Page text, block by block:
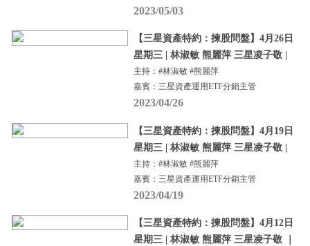
2023/05/03
【三星資產特約：揀股問盤】4月26日
星期三 | 林淑敏 熊麗萍 三星凌子敬 |
主持：#林淑敏 #熊麗萍
嘉賓：三星資產運用ETF分銷主管
2023/04/26
【三星資產特約：揀股問盤】4月19日
星期三 | 林淑敏 熊麗萍 三星凌子敬 |
主持：#林淑敏 #熊麗萍
嘉賓：三星資產運用ETF分銷主管
2023/04/19
【三星資產特約：揀股問盤】4月12日
星期三 | 林淑敏 熊麗萍 三星凌子敬 ｜